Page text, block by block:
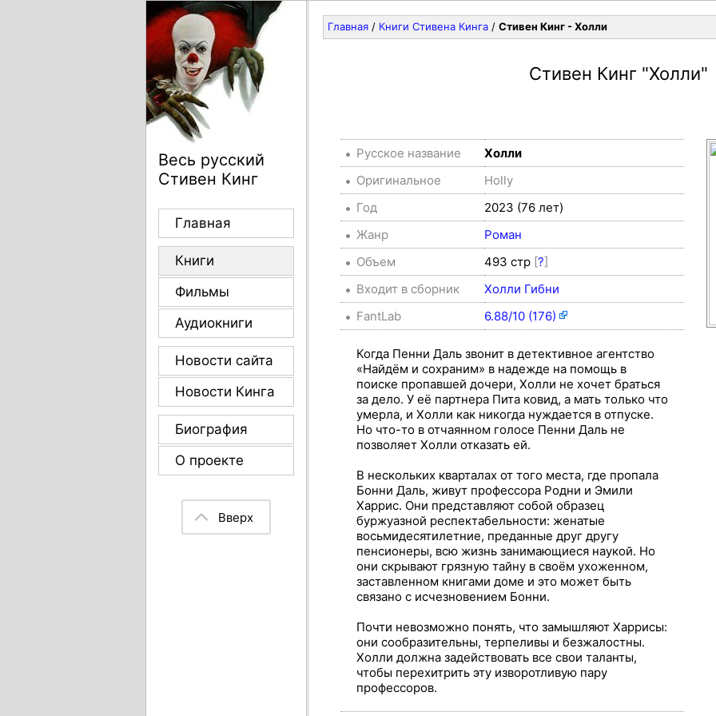
Весь русский
Стивен Кинг
Главная
Книги
Фильмы
Аудиокниги
Новости сайта
Новости Кинга
Биография
О проекте
Вверх
Главная / Книги Стивена Кинга / Стивен Кинг - Холли
Стивен Кинг "Холли"
Русское название
Холли
Оригинальное
Holly
Год
2023 (76 лет)
Жанр
Роман
Объем
493 стр [?]
Входит в сборник
Холли Гибни
FantLab
6.88/10 (176)
Когда Пенни Даль звонит в детективное агентство
«Найдём и сохраним» в надежде на помощь в
поиске пропавшей дочери, Холли не хочет браться
за дело. У её партнера Пита ковид, а мать только что
умерла, и Холли как никогда нуждается в отпуске.
Но что-то в отчаянном голосе Пенни Даль не
позволяет Холли отказать ей.
В нескольких кварталах от того места, где пропала
Бонни Даль, живут профессора Родни и Эмили
Харрис. Они представляют собой образец
буржуазной респектабельности: женатые
восьмидесятилетние, преданные друг другу
пенсионеры, всю жизнь занимающиеся наукой. Но
они скрывают грязную тайну в своём ухоженном,
заставленном книгами доме и это может быть
связано с исчезновением Бонни.
Почти невозможно понять, что замышляют Харрисы:
они сообразительны, терпеливы и безжалостны.
Холли должна задействовать все свои таланты,
чтобы перехитрить эту изворотливую пару
профессоров.